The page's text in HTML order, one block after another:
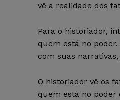
vê a realidade dos
Para o historiador,
quem está no
com suas
O historiador vê os
quem está no poder